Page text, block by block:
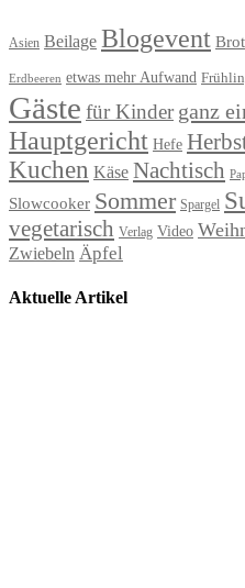
Asien Beilage Blogevent Brot
Erdbeeren etwas mehr Aufwand
Gäste für Kinder ganz
Hauptgericht Hefe
Kuchen Käse Nachtisch
Slowcooker Sommer Spargel
vegetarisch Verlag Video
Zwiebeln Äpfel
Aktuelle Artikel